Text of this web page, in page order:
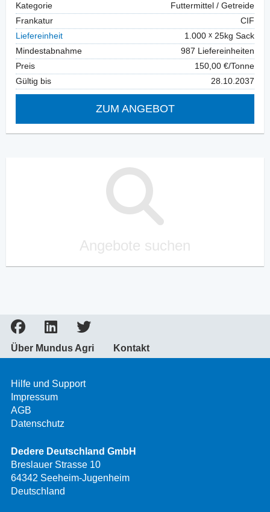
Kategorie
Futtermittel / Getreide
Frankatur
CIF
Liefereinheit
1.000
25kg Sack
Mindestabnahme
987 Liefereinheiten
Preis
150,00 €/Tonne
Gültig bis
28.10.2037
ZUM ANGEBOT
Angebote suchen
Über Mundus Agri Kontakt
Hilfe und Support
Impressum
AGB
Datenschutz
Dedere Deutschland GmbH
Breslauer Strasse 10
64342 Seeheim-Jugenheim
Deutschland